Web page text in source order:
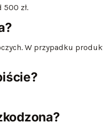
zł.
W przypadku